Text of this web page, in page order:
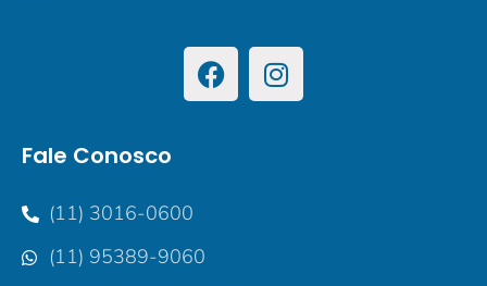
Fale Conosco
(11) 3016-0600
(11) 95389-9060